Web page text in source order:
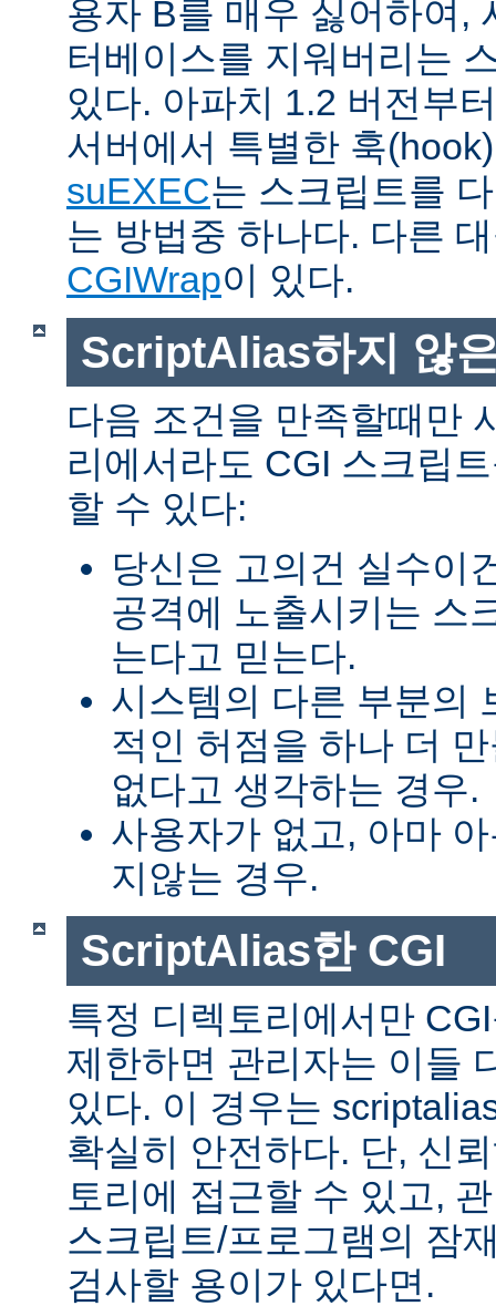
용자 B를 매우 싫어하여,
터베이스를 지워버리는
있다. 아파치 1.2 버전부
서버에서 특별한 훅
suEXEC는 스크립트를
는 방법중 하나다. 다른
CGIWrap이 있다.
ScriptAlias하지 않
다음 조건을 만족할때만
리에서라도 CGI 스크립
할 수 있다:
당신은 고의건 실수이
공격에 노출시키는 스
는다고 믿는다.
시스템의 다른 부분의
적인 허점을 하나 더
없다고 생각하는 경우.
사용자가 없고, 아마
지않는 경우.
ScriptAlias한 CGI
특정 디렉토리에서만
제한하면 관리자는 이들
있다. 이 경우는
확실히 안전하다. 단, 신
토리에 접근할 수 있고,
스크립트/프로그램의 잠
검사할 용이가 있다면.